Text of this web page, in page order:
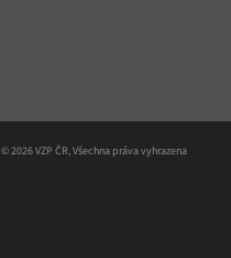
© 2026 VZP ČR, Všechna práva vyhrazena